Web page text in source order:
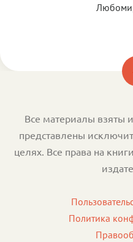
Все материалы взяты
представлены
целях. Все права на
Политика